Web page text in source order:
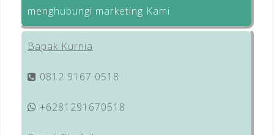
menghubungi marketing Kami.
Bapak Kurnia
0812 9167 0518
+6281291670518